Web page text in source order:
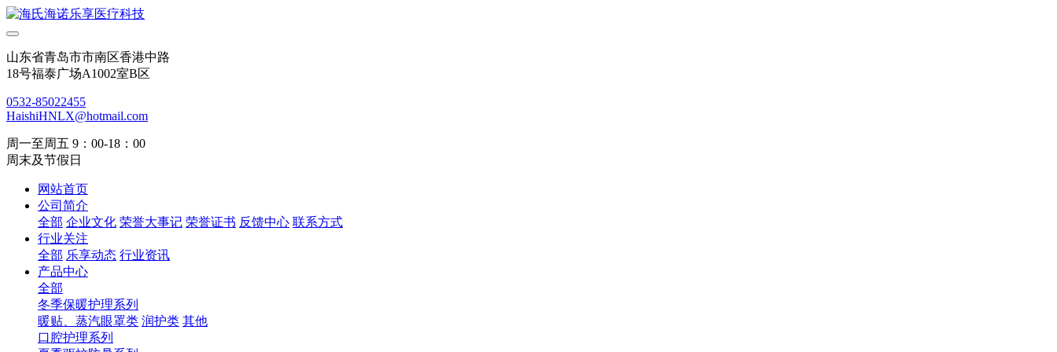
山东省青岛市市南区香港中路
18号福泰广场A1002室B区
0532-85022455
HaishiHNLX@hotmail.com
周一至周五 9：00-18：00
周末及节假日
网站首页
公司简介
全部 企业文化 荣誉大事记 荣誉证书 反馈中心 联系方式
行业关注
全部 乐享动态 行业资讯
产品中心
全部
冬季保暖护理系列
暖贴、蒸汽眼罩类 润护类 其他
口腔护理系列